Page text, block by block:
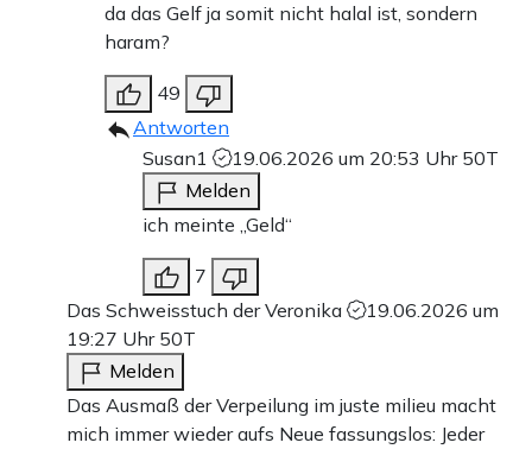
da das Gelf ja somit nicht halal ist, sondern
haram?
49
Antworten
Susan1
19.06.2026 um 20:53 Uhr 50T
Melden
ich meinte „Geld“
7
Das Schweisstuch der Veronika
19.06.2026 um
19:27 Uhr 50T
Melden
Das Ausmaß der Verpeilung im juste milieu macht
mich immer wieder aufs Neue fassungslos: Jeder